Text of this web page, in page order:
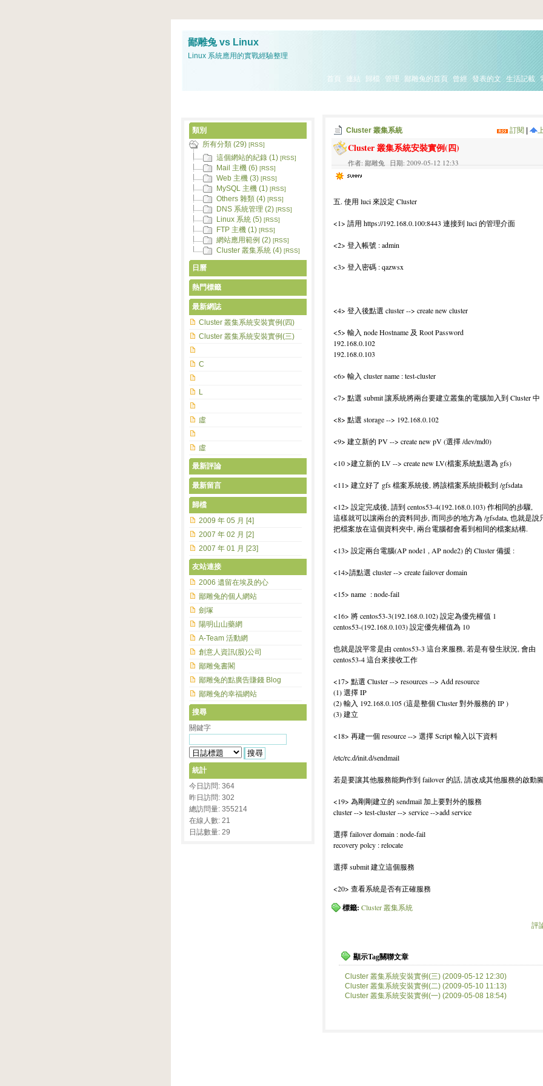
鄙雕兔 vs Linux
Linux 系統應用的實戰經驗整理
首頁 連結 歸檔 管理 鄙雕兔的首頁 曾經 發表的文 生活記載
訂閱
Cluster 叢集系統
Cluster 叢集系統安裝實例(四)
作者: 鄙雕兔 日期: 2009-05-12 12:33
五. 使用 luci 來設定 Cluster
<1> 請用 https://192.168.0.100:8443 連接到 luci 的管理介面
<2> 登入帳號 : admin
<3> 登入密碼 : qazwsx
<4> 登入後點選 cluster --> create new cluster
<5> 輸入 node Hostname 及 Root Password
192.168.0.102
192.168.0.103
<6> 輸入 cluster name : test-cluster
<7> 點選 submit 讓系統將兩台要建立叢集的電腦加入到 Cluster 中
<8> 點選 storage --> 192.168.0.102
<9> 建立新的 PV --> create new pV (選擇 /dev/md0)
<10 >建立新的 LV --> create new LV(檔案系統點選為 gfs)
<11> 建立好了 gfs 檔案系統後, 將該檔案系統掛載到 /gfsdata
<12> 設定完成後, 請到 centos53-4(192.168.0.103) 作相同的步驟,
這樣就可以讓兩台的資料同步, 而同步的地方為 /gfsdata, 也就是說
把檔案放在這個資料夾中, 兩台電腦都會看到相同的檔案結構.
<13> 設定兩台電腦(AP node1 , AP node2) 的 Cluster 備援 :
<14>請點選 cluster --> create failover domain
<15> name : node-fail
<16> 將 centos53-3(192.168.0.102) 設定為優先權值 1
centos53-(192.168.0.103) 設定優先權值為 10
也就是說平常是由 centos53-3 這台來服務, 若是有發生狀況, 會由
centos53-4 這台來接收工作
<17> 點選 Cluster --> resources --> Add resource
(1) 選擇 IP
(2) 輸入 192.168.0.105 (這是整個 Cluster 對外服務的 IP )
(3) 建立
<18> 再建一個 resource --> 選擇 Script 輸入以下資料
/etc/rc.d/init.d/sendmail
若是要讓其他服務能夠作到 failover 的話, 請改成其他服務的啟動
<19> 為剛剛建立的 sendmail 加上要對外的服務
cluster --> test-cluster --> service -->add service
選擇 failover domain : node-fail
recovery polcy : relocate
選擇 submit 建立這個服務
<20> 查看系統是否有正確服務
標籤: Cluster 叢集系統
評
顯示Tag關聯文章
Cluster 叢集系統安裝實例(三) (2009-05-12 12:30)
Cluster 叢集系統安裝實例(二) (2009-05-10 11:13)
Cluster 叢集系統安裝實例(一) (2009-05-08 18:54)
類別
所有分類 (29) [RSS]
這個網站的紀錄 (1) [RSS]
Mail 主機 (6) [RSS]
Web 主機 (3) [RSS]
MySQL 主機 (1) [RSS]
Others 雜類 (4) [RSS]
DNS 系統管理 (2) [RSS]
Linux 系統 (5) [RSS]
FTP 主機 (1) [RSS]
網站應用範例 (2) [RSS]
Cluster 叢集系統 (4) [RSS]
日曆
熱門標籤
最新網誌
Cluster 叢集系統安裝實例(四)
Cluster 叢集系統安裝實例(三)
C
L
虛
虛
最新評論
最新留言
歸檔
2009 年 05 月 [4]
2007 年 02 月 [2]
2007 年 01 月 [23]
友站連接
2006 遺留在埃及的心
鄙雕兔的個人網站
劍塚
陽明山山藥網
A-Team 活動網
創意人資訊(股)公司
鄙雕兔書閣
鄙雕兔的點廣告賺錢 Blog
鄙雕兔的幸福網站
搜尋
關鍵字
統計
今日訪問: 364
昨日訪問: 302
總訪問量: 355214
在線人數: 21
日誌數量: 29